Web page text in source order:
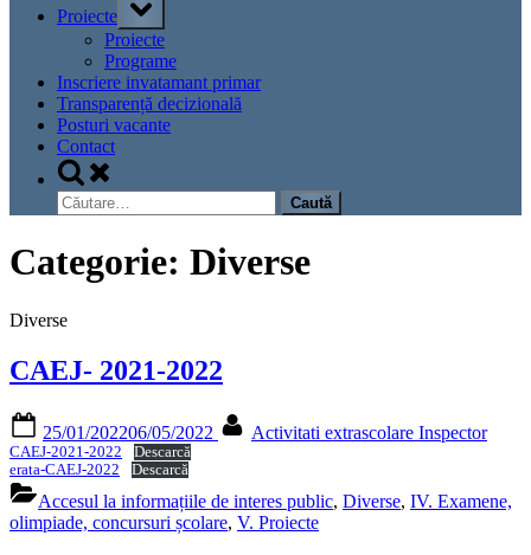
Proiecte
sub-
menu
Proiecte
Programe
Inscriere invatamant primar
Transparență decizională
Posturi vacante
Contact
Toggle
search
form
Caută
după:
Categorie: Diverse
Diverse
CAEJ- 2021-2022
on
25/01/202206/05/2022 Activitati extrascolare Inspector
CAEJ-2021-2022
Descarcă
erata-CAEJ-2022
Descarcă
Accesul la informațiile de interes public, Diverse, IV. Examene,
olimpiade, concursuri școlare, V. Proiecte